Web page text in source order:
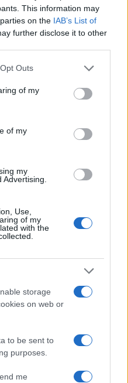
This information may
on the IAB’s List of
further disclose it to other
uses one or more Google
You may click to
and its third-party tags to
purposes in below Google
Outs
of my
of my
my
Use,
of my
with the
storage
on web or
to be sent to
purposes.
me
στην υπό
στο Google News